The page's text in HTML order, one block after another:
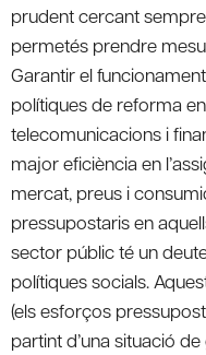
prudent cercant
permetés prendre
Garantir el
polítiques de reforma
telecomunicacions i
major eficiència en
mercat, preus i
pressupostaris en
sector públic té un
polítiques socials.
(els esforços
partint d’una situació